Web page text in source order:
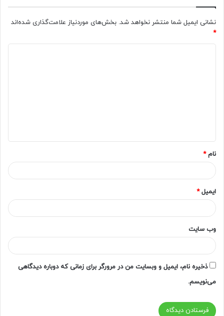
نشانی ایمیل شما منتشر نخواهد شد. بخش‌های موردنیاز علامت‌گذاری شده‌اند
*
*
نام*
ایمیل*
وب‌ سایت
ذخیره نام، ایمیل و وبسایت من در مرورگر برای زمانی که دوباره دیدگاهی
می‌نویسم.